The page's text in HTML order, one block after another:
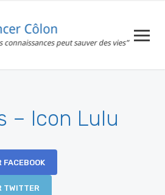
– Icon Lulu
FACEBOOK
TWITTER